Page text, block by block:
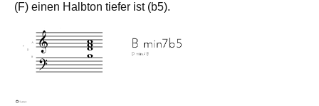
(F) einen Halbton tiefer ist (b5).